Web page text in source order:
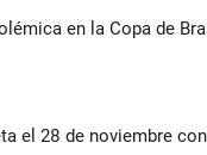
en la Copa de
el 28 de noviembre